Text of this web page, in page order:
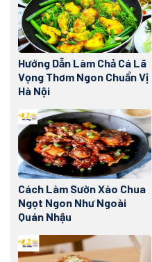
Hướng Dẫn Làm Chả Cá Lã
Vọng Thơm Ngon Chuẩn Vị
Hà Nội
Cách Làm Sườn Xào Chua
Ngọt Ngon Như Ngoài
Quán Nhậu